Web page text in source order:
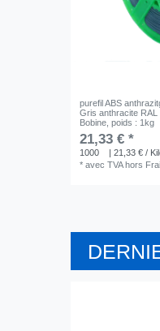
purefil ABS
Gris anthracite RAL
Bobine , poids : 1kg
21,33 € *
1000
| 21,33 € /
*avec TVAhors